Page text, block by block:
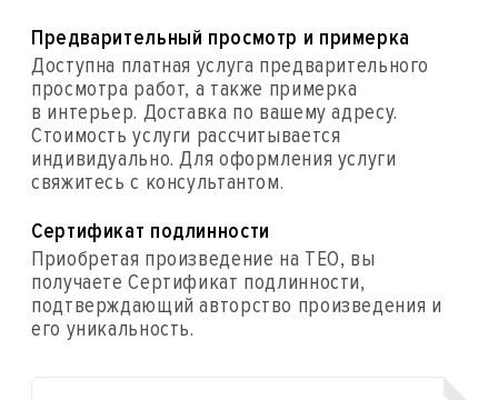
Предварительный просмотр и примерка
Доступна платная услуга предварительного
просмотра работ, а также примерка
в интерьер. Доставка по вашему адресу.
Стоимость услуги рассчитывается
индивидуально. Для оформления услуги
свяжитесь с консультантом.
Сертификат подлинности
Приобретая произведение на ТЕО, вы
получаете Сертификат подлинности,
подтверждающий авторство произведения и
его уникальность.